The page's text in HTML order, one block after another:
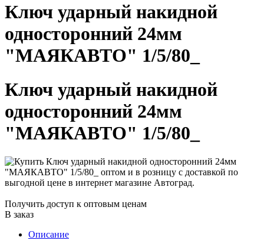
Ключ ударный накидной
односторонний 24мм
"МАЯКАВТО" 1/5/80_
Ключ ударный накидной
односторонний 24мм
"МАЯКАВТО" 1/5/80_
Получить доступ к оптовым ценам
В заказ
Описание